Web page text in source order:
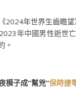
2024年世界生齒瞻望
年中國男性逝世
。
模子成“幫兇”保時捷